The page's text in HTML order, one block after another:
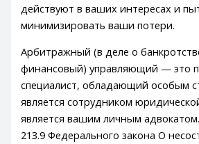
действуют в ваших интересах и
минимизировать ваши потери.
Арбитражный (в деле о
финансовый) управляющий — это
специалист, обладающий особым
является сотрудником
является вашим личным
213.9 Федерального закона О